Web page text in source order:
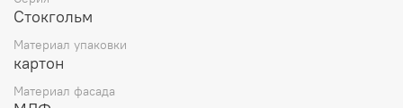
Стокгольм
Материал упаковки
картон
Материал фасада